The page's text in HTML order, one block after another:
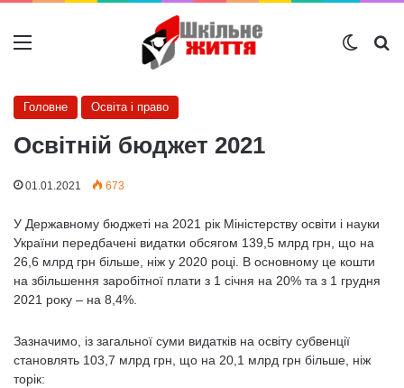
Меню
Головне Освіта і право
Освітній бюджет 2021
01.01.2021 673
У Державному бюджеті на 2021 рік Міністерству освіти і науки
України передбачені видатки обсягом 139,5 млрд грн, що на
26,6 млрд грн більше, ніж у 2020 році. В основному це кошти
на збільшення заробітної плати з 1 січня на 20% та з 1 грудня
2021 року – на 8,4%.
Зазначимо, із загальної суми видатків на освіту субвенції
становлять 103,7 млрд грн, що на 20,1 млрд грн більше, ніж
торік: